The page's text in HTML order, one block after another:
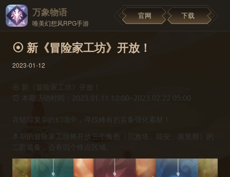
万象物语
唯美幻想风RPG手游
官网 下载
⦿ 新《冒险家工坊》开放！
2023-01-12
⦿ 新《冒险家工坊》开放！
⏰ 本期活动时间：2023.01.11 12:00~2023.02.22 05:00
在错综复杂的幻境中，寻找稀有的装备强化素材！
本期的冒险家工坊将开放三个角色（贝雅塔、琼安、莫里斯）的
二阶装备，会有四个终点区域。